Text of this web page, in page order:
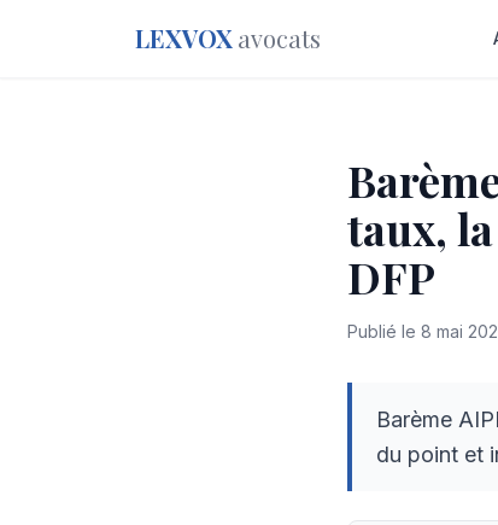
LEXVOX avocats
taux,
DFP
Publié le 8 mai
Barème
du point et